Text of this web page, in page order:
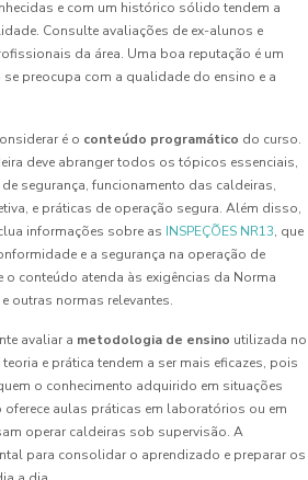
e com um histórico sólido tendem a
Consulte avaliações de ex-alunos e
da área. Uma boa reputação é um
preocupa com a qualidade do ensino e a
é o conteúdo programático do curso.
deve abranger todos os tópicos essenciais,
segurança, funcionamento das caldeiras,
e práticas de operação segura. Além disso,
informações sobre as INSPEÇÕES NR13, que
e a segurança na operação de
o conteúdo atenda às exigências da Norma
outras normas relevantes.
avaliar a metodologia de ensino utilizada no
e prática tendem a ser mais eficazes, pois
o conhecimento adquirido em situações
oferece aulas práticas em laboratórios ou em
operar caldeiras sob supervisão. A
para consolidar o aprendizado e preparar os